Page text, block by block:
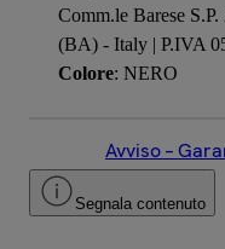
Comm.le Barese
(BA) - Italy | P.IVA
Colore: NERO
Avviso –
Segnala contenuto